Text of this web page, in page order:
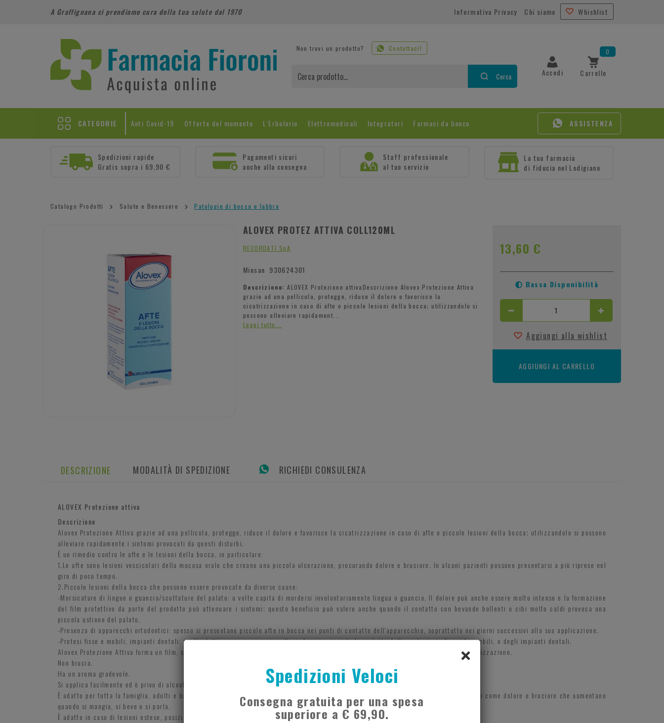
A Graffignana ci prendiamo cura della tua salute dal 1970 Informativa Privacy Chi siamo Whishlist
Non trovi un prodotto? Contattaci!
Cerca Accedi Carrello
0
CATEGORIE Anti Covid-19 Offerte del momento L'Erbolario Elettromedicali Integratori Farmaci da banco ASSISTENZA
Spedizioni rapide
Gratis sopra i 69,90 €
Pagamenti sicuri
anche alla consegna
Staff professionale
al tuo servizio
La tua farmacia
di fiducia nel Lodigiano
Catalogo Prodotti Salute e Benessere Patologie di bocca e labbra
ALOVEX PROTEZ ATTIVA COLL120ML
RECORDATI SpA
Minsan 930624301
Descrizione:ALOVEX Protezione attivaDescrizione Alovex Protezione Attiva
grazie ad una pellicola, protegge, riduce il dolore e favorisce la
cicatrizzazione in caso di afte o piccole lesioni della bocca; utilizzandolo si
possono alleviare rapidament...
Leggi tutto...
13,60 €
Bassa Disponibilità
Aggiungi alla wishlist
AGGIUNGI AL CARRELLO
DESCRIZIONE MODALITÀ DI SPEDIZIONE RICHIEDI CONSULENZA
ALOVEX Protezione attiva
Descrizione
Alovex Protezione Attiva grazie ad una pellicola, protegge, riduce il dolore e favorisce la cicatrizzazione in caso di afte o piccole lesioni della bocca; utilizzandolo si possono
alleviare rapidamente i sintomi provocati da questi disturbi.
È un rimedio contro le afte e le lesioni della bocca, in particolare:
1.Le afte sono lesioni vescicolari della mucosa orale che creano una piccola ulcerazione, procurando dolore e bruciore. In alcuni pazienti possono presentarsi a più riprese nel
giro di poco tempo.
2.Piccole lesioni della bocca che possono essere provocate da diverse cause:
-Morsicature di lingue o guancia/scottature del palato: a volte capita di mordersi involontariamente lingua o guancia. Il dolore può anche essere molto intenso e la formazione
del film protettivo da parte del prodotto può attenuare i sintomi; questo beneficio può valere anche quando il contatto con bevande bollenti o cibi molto caldi provoca una
piccola ustione del palato.
-Presenza di apparecchi ortodontici: spesso si presentano piccole afte in bocca nei punti di contatto dell'apparecchio, soprattutto nei giorni successivi alla sua applicazione.
-Protesi fisse e mobili, impianti dentali: negli adulti possono comparire afte in bocca nei punti di contatto delle protesi, sia fisse che mobili, o degli impianti dentali.
Alovex Protezione Attiva forma un film, che, proteggendo le lesioni dal contatto con agenti esterni, riduce il dolore e favorisce la cicatrizzazione.
Non brucia.
Ha un aroma gradevole.
Si applica facilmente ed è privo di alcool.
È adatto per tutta la famiglia, adulti e bambini. Può essere usato facilmente sia dai bambini che dagli adulti per alleviare tutti i sintomi come dolore e bruciore che aumentano
quando si mangia, si beve o si parla.
È adatto in caso di lesioni estese, posizionate nella parte posteriore della bocca.
Spedizioni Veloci
Consegna gratuita per una spesa
superiore a € 69,90.